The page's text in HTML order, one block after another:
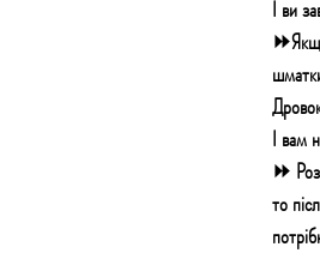
І ви
І вам
⏩
то